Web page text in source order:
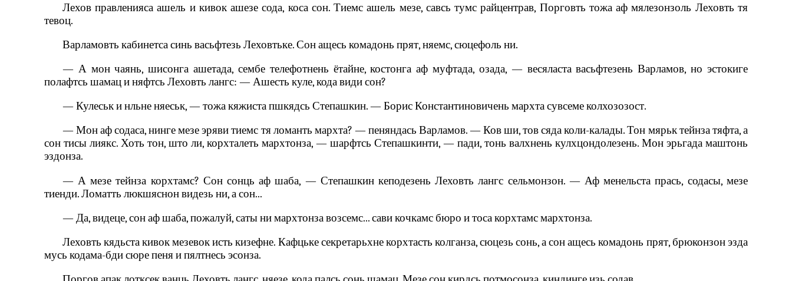
Лехов правленияса ашель и кивок ашезе сода, коса сон. Тиемс ашель мезе, савсь тумс райцентрав, Порговть тожа аф мялезонзоль Леховть тя
тевоц.
Варламовть кабинетса синь васьфтезь Леховтьке. Сон ащесь комадонь прят, няемс, сюцефоль ни.
— А мон чаянь, шисонга ашетада, сембе телефотнень ётайне, костонга аф муфтада, озада, — весяласта васьфтезень Варламов, но эстокиге
полафтсь шамац и няфтсь Леховть лангс: — Ашесть куле, кода види сон?
— Кулеськ и нльне няеськ, — тожа кяжиста пшкядсь Степашкин. — Борис Константиновичень мархта сувсеме колхозозост.
— Мон аф содаса, нинге мезе эряви тиемс тя ломанть мархта? — пеняндась Варламов. — Ков ши, тов сяда коли-калады. Тон мярьк тейнза тяфта, а
сон тисы лиякс. Хоть тон, што ли, корхталеть мархтонза, — шарфтсь Степашкинти, — пади, тонь валхнень кулхцондолезень. Мон эрьгада маштонь
эздонза.
— А мезе тейнза корхтамс? Сон сонць аф шаба, — Степашкин кеподезень Леховть лангс сельмонзон. — Аф менельста прась, содасы, мезе
тиенди. Ломатть люкшяснон видезь ни, а сон...
— Да, видеце, сон аф шаба, пожалуй, саты ни мархтонза возсемс... сави кочкамс бюро и тоса корхтамс мархтонза.
Леховть кядьста кивок мезевок исть кизефне. Кафцьке секретарьхне корхтасть колганза, сюцезь сонь, а сон ащесь комадонь прят, брюконзон эзда
мусь кодама-бди сюре пеня и пялтнесь эсонза.